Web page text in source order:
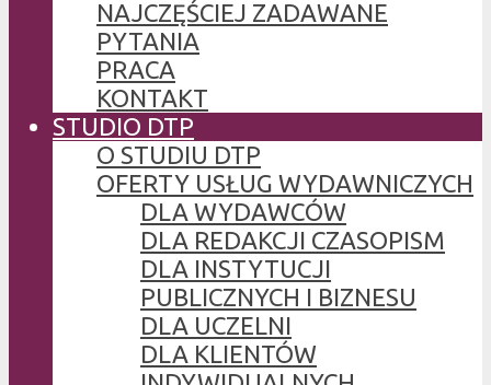
NAJCZĘŚCIEJ ZADAWANE
PYTANIA
PRACA
KONTAKT
STUDIO DTP
O STUDIU DTP
OFERTY USŁUG WYDAWNICZYCH
DLA WYDAWCÓW
DLA REDAKCJI CZASOPISM
DLA INSTYTUCJI
PUBLICZNYCH I BIZNESU
DLA UCZELNI
DLA KLIENTÓW